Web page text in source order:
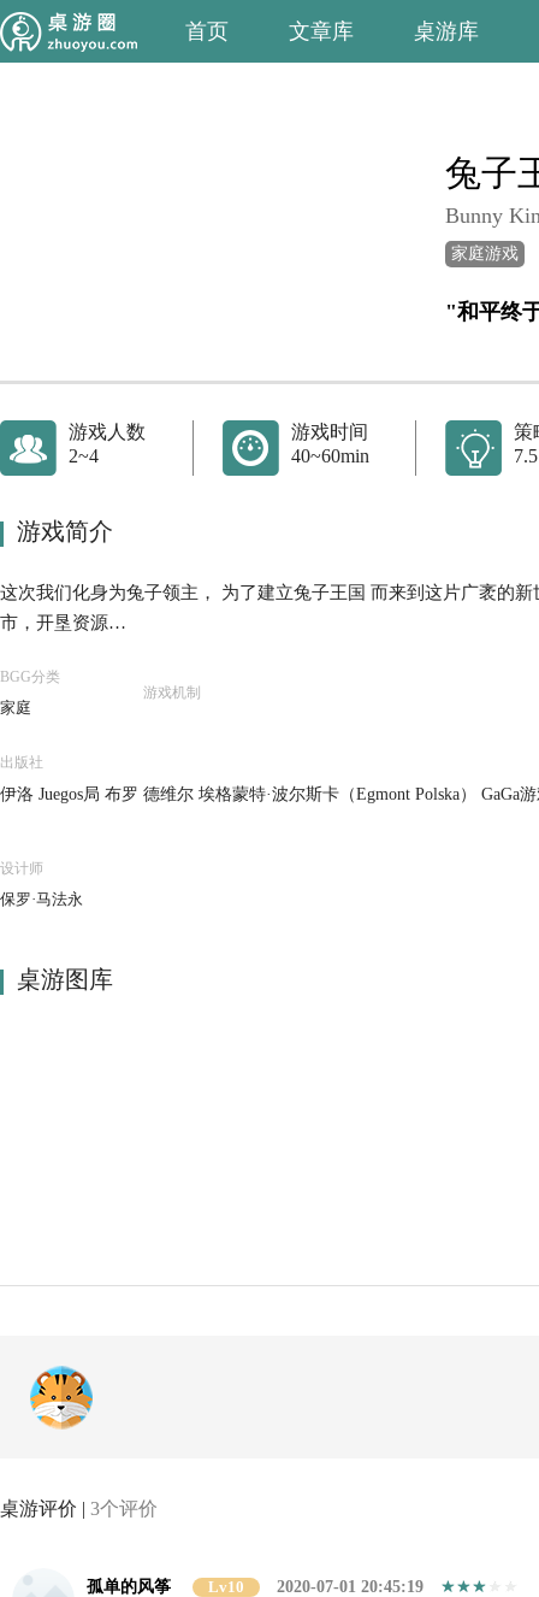
首页 文章库 桌游库
兔子
Bunny
家庭游戏
游戏人数
2~4
游戏时间
40~60min
策
7.5
游戏简介
这次我们化身为兔子领主， 为了建立兔子王国 而来到这片广袤的
市，开垦资源…
BGG分类
家庭
游戏机制
出版社
伊洛 Juegos局 布罗 德维尔 埃格蒙特·波尔斯卡（Egmont Polska）
设计师
保罗·马法永
桌游图库
桌游评价 | 3个评价
孤单的风筝 Lv10
2020-07-01 20:45:19